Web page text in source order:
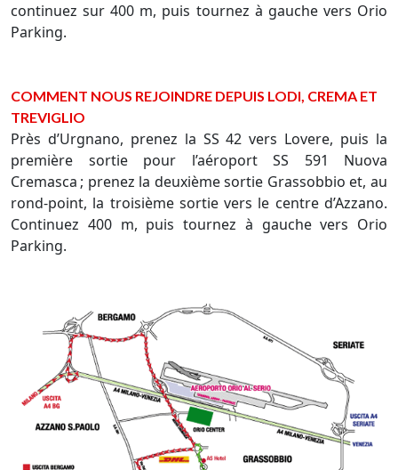
continuez sur 400 m, puis tournez à gauche vers Orio
Parking.
COMMENT NOUS REJOINDRE DEPUIS LODI, CREMA ET
TREVIGLIO
Près d’Urgnano, prenez la SS 42 vers Lovere, puis la
première sortie pour l’aéroport SS 591 Nuova
Cremasca ; prenez la deuxième sortie Grassobbio et, au
rond‑point, la troisième sortie vers le centre d’Azzano.
Continuez 400 m, puis tournez à gauche vers Orio
Parking.